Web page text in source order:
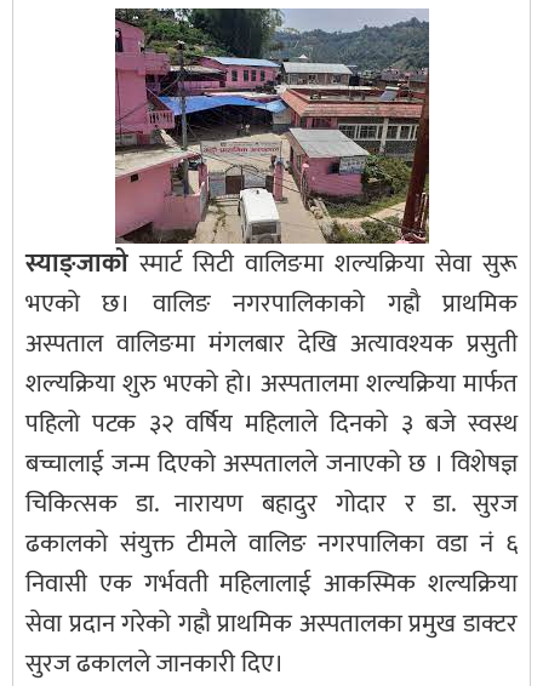
स्याङ्जाको स्मार्ट सिटी वालिङमा शल्यक्रिया सेवा सुरू
भएको छ। वालिङ नगरपालिकाको गह्रौ प्राथमिक
अस्पताल वालिङमा मंगलबार देखि अत्यावश्यक प्रसुती
शल्यक्रिया शुरु भएको हो। अस्पतालमा शल्यक्रिया मार्फत
पहिलो पटक ३२ वर्षिय महिलाले दिनको ३ बजे स्वस्थ
बच्चालाई जन्म दिएको अस्पतालले जनाएको छ । विशेषज्ञ
चिकित्सक डा. नारायण बहादुर गोदार र डा. सुरज
ढकालको संयुक्त टीमले वालिङ नगरपालिका वडा नं ६
निवासी एक गर्भवती महिलालाई आकस्मिक शल्यक्रिया
सेवा प्रदान गरेको गह्रौ प्राथमिक अस्पतालका प्रमुख डाक्टर
सुरज ढकालले जानकारी दिए।